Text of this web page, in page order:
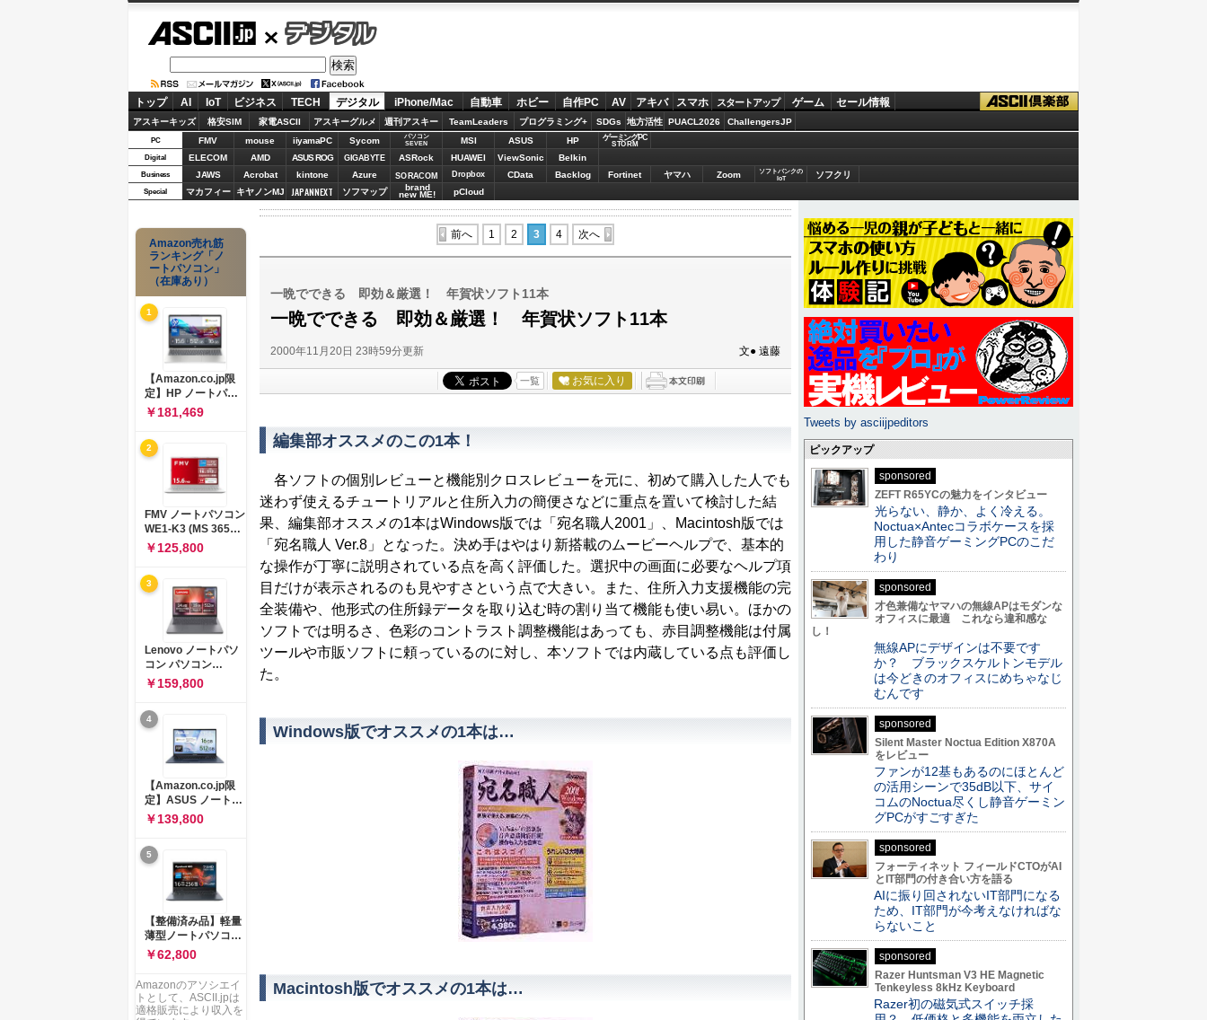
デジタル
トップ AI IoT ビジネス TECH デジタル iPhone/Mac 自動車 ホビー 自作PC AV アキバ スマホ スタートアップ ゲーム セール情報
アスキーキッズ 格安SIM 家電ASCII アスキーグルメ 週刊アスキー TeamLeaders プログラミング+ SDGs 地方活性 PUACL2026 ChallengersJP
PC FMV mouse iiyamaPC Sycom
パソコン
SEVEN
MSI ASUS HP ゲーミングPC
STORM
Digital ELECOM AMD ASUS ROG GIGABYTE ASRock HUAWEI ViewSonic Belkin
Business JAWS Acrobat kintone Azure SORACOM Dropbox CData Backlog Fortinet ヤマハ Zoom
ソフトバンクの
IoT
ソフクリ
Special マカフィー キヤノンMJ JAPANNEXT ソフマップ brand
new ME! pCloud
前へ 1 2 3 4 次へ
一晩でできる 即効＆厳選！ 年賀状ソフト11本
一晩でできる 即効＆厳選！ 年賀状ソフト11本
2000年11月20日 23時59分更新 文● 遠藤
一覧 お気に入り
編集部オススメのこの1本！
各ソフトの個別レビューと機能別クロスレビューを元に、初めて購入した人でも
迷わず使えるチュートリアルと住所入力の簡便さなどに重点を置いて検討した結
果、編集部オススメの1本はWindows版では「宛名職人2001」、Macintosh版では
「宛名職人 Ver.8」となった。決め手はやはり新搭載のムービーヘルプで、基本的
な操作が丁寧に説明されている点を高く評価した。選択中の画面に必要なヘルプ項
目だけが表示されるのも見やすさという点で大きい。また、住所入力支援機能の完
全装備や、他形式の住所録データを取り込む時の割り当て機能も使い易い。ほかの
ソフトでは明るさ、色彩のコントラスト調整機能はあっても、赤目調整機能は付属
ツールや市販ソフトに頼っているのに対し、本ソフトでは内蔵している点も評価し
た。
Windows版でオススメの1本は…
Macintosh版でオススメの1本は…
Amazon売れ筋
ランキング「ノ
ートパソコン」
（在庫あり）
1
【Amazon.co.jp限
定】HP ノートパソ
コン 15-fd 15.6イン
チ インテル Core 5
120U メモリ16GB
SSD512GB
Windows 11
Microsoft Office
2024搭載 WPS
Office搭載 カメラシ
ャッター 指紋認証 薄
型 Copilotキー搭載
ナチュラルシルバー
￥181,469
2
FMV ノートパソコン
WE1-K3 (MS 365
Personal/Copilotキ
ー搭載/Win 11/15.6
型/Core
i5/16GB/SSD
512GB/ホワイト)
FMVWK3E15W_AZ
￥125,800
3
Lenovo ノートパソ
コン パソコン
IdeaPad Slim 3 14.0
インチ AMD
Ryzen™ 5 8640HS
メモリ16GB
SSD512GB
Microsoft 365 試用
版 Windows11 バッ
テリー駆動12.6時間
重量1.39kg ルナグレ
ー 83K9003JJP ノー
トPC
￥159,800
4
【Amazon.co.jp限
定】ASUS ノートパ
ソコン Vivobook 15
M1502NAQ 15.6イ
ンチ AMD Ryzen 7
170 メモリ16GB
SSD 512GB
Microsoft 365
Personal (24か月版)
搭載 Windows 11 重
量1.7kg Wi-Fi 6E ク
ワイエットブルー
M1502NAQ-
￥139,800
5
【整備済み品】軽量
薄型ノートパソコン
dynabook G83 ■
13.3型
FHD(1920x1080) -
高性能第11世代Core
i5-1135G7 - メモリ
￥62,800
Amazonのアソシエイ
トとして、ASCII.jpは
適格販売により収入を
Tweets by asciijpeditors
ピックアップ
sponsored
ZEFT R65YCの魅力をインタビュー
光らない、静か、よく冷える。
Noctua×Antecコラボケースを採
用した静音ゲーミングPCのこだ
わり
sponsored
才色兼備なヤマハの無線APはモダンな
オフィスに最適 これなら違和感な
し！
無線APにデザインは不要です
か？ ブラックスケルトンモデル
は今どきのオフィスにめちゃなじ
むんです
sponsored
Silent Master Noctua Edition X870A
をレビュー
ファンが12基もあるのにほとんど
の活用シーンで35dB以下、サイ
コムのNoctua尽くし静音ゲーミン
グPCがすごすぎた
sponsored
フォーティネット フィールドCTOがAI
とIT部門の付き合い方を語る
AIに振り回されないIT部門になる
ため、IT部門が今考えなければな
らないこと
sponsored
Razer Huntsman V3 HE Magnetic
Tenkeyless 8kHz Keyboard
Razer初の磁気式スイッチ採